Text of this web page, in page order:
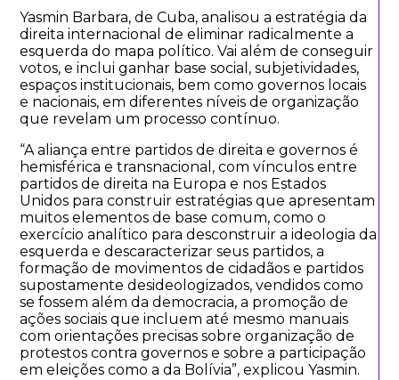
Yasmin Barbara, de Cuba, analisou a estratégia da
direita internacional de eliminar radicalmente a
esquerda do mapa político. Vai além de conseguir
votos, e inclui ganhar base social, subjetividades,
espaços institucionais, bem como governos locais
e nacionais, em diferentes níveis de organização
que revelam um processo contínuo.
“A aliança entre partidos de direita e governos é
hemisférica e transnacional, com vínculos entre
partidos de direita na Europa e nos Estados
Unidos para construir estratégias que apresentam
muitos elementos de base comum, como o
exercício analítico para desconstruir a ideologia da
esquerda e descaracterizar seus partidos, a
formação de movimentos de cidadãos e partidos
supostamente desideologizados, vendidos como
se fossem além da democracia, a promoção de
ações sociais que incluem até mesmo manuais
com orientações precisas sobre organização de
protestos contra governos e sobre a participação
em eleições como a da Bolívia”, explicou Yasmin.